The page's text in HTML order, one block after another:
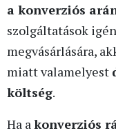
a konverziós
szolgáltatások
megvásárlására,
miatt valamelyest
költség.
Ha a konverziós